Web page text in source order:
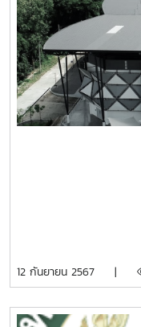
12 กันยายน 2567 |